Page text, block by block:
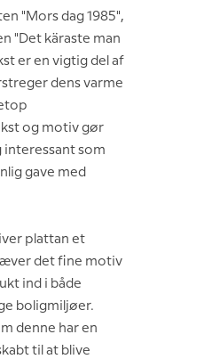
"Mors dag 1985",
"Det käraste man
er en vigtig del af
dens varme
og motiv gør
interessant som
gave med
plattan et
det fine motiv
ind i både
boligmiljøer.
denne har en
til at blive